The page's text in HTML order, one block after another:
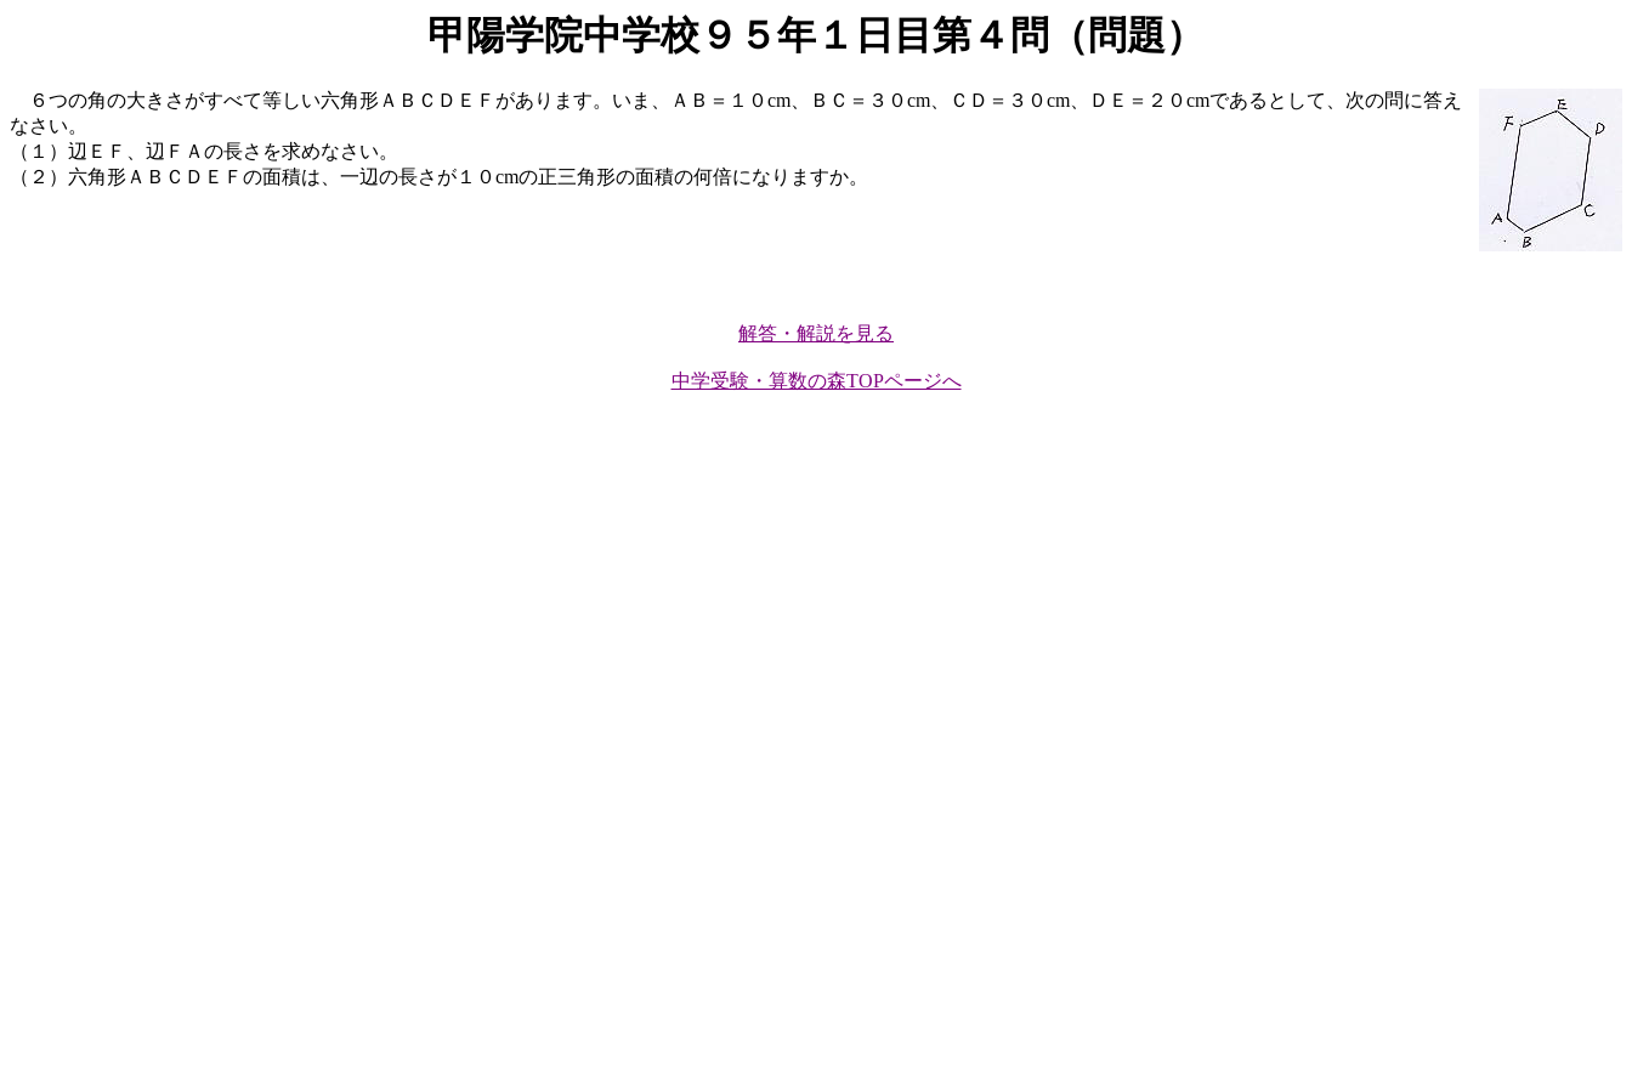
甲陽学院中学校９５年１日目第４問（問題）
６つの角の大きさがすべて等しい六角形ＡＢＣＤＥＦがあります。いま、ＡＢ＝１０cm、ＢＣ＝３０cm、ＣＤ＝３０cm、ＤＥ＝２０cmであるとして、次の問に答え
なさい。
（１）辺ＥＦ、辺ＦＡの長さを求めなさい。
（２）六角形ＡＢＣＤＥＦの面積は、一辺の長さが１０cmの正三角形の面積の何倍になりますか。
解答・解説を見る
中学受験・算数の森TOPページへ